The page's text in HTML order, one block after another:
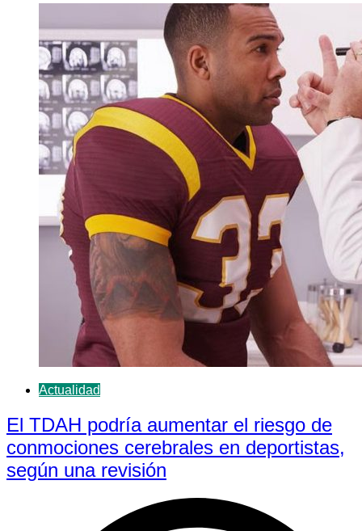
Actualidad
El TDAH podría aumentar el riesgo de
conmociones cerebrales en deportistas,
según una revisión